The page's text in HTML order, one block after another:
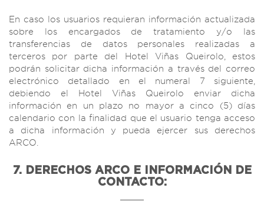
En caso los usuarios requieran información actualizada
sobre los encargados de tratamiento y/o las
transferencias de datos personales realizadas a
terceros por parte del Hotel Viñas Queirolo, estos
podrán solicitar dicha información a través del correo
electrónico detallado en el numeral 7 siguiente,
debiendo el Hotel Viñas Queirolo enviar dicha
información en un plazo no mayor a cinco (5) días
calendario con la finalidad que el usuario tenga acceso
a dicha información y pueda ejercer sus derechos
ARCO.
7. DERECHOS ARCO E INFORMACIÓN DE
CONTACTO: